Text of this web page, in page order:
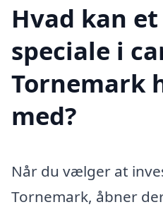
Hvad kan
speciale i
Tornemark
med?
Når du vælger at
Tornemark, åbner